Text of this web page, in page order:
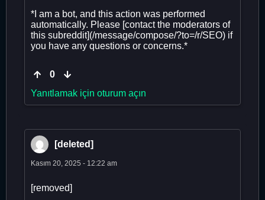
*I am a bot, and this action was performed
automatically. Please [contact the moderators of
this subreddit](/message/compose/?to=/r/SEO) if
you have any questions or concerns.*
0
Yanıtlamak için oturum açın
[deleted]
Kasım 20, 2025 - 12:22 am
[removed]